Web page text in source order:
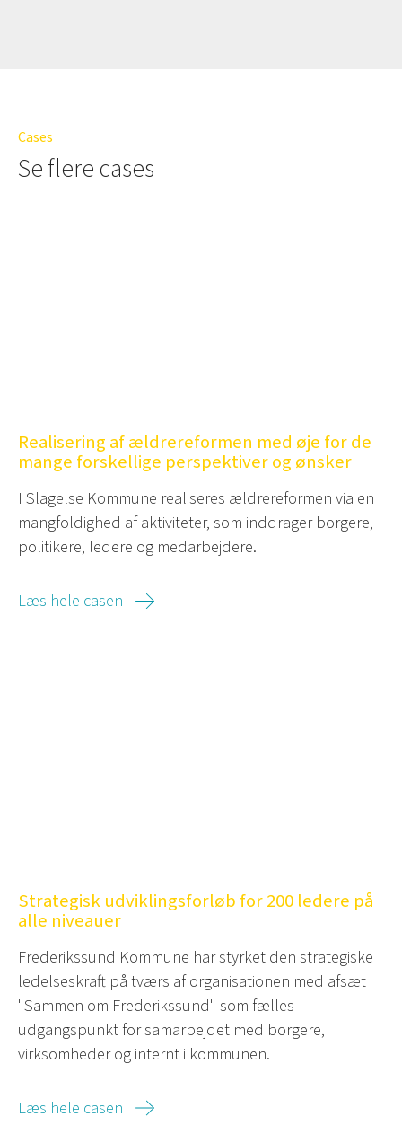
Cases
Se flere cases
Realisering af ældrereformen med øje for de
mange forskellige perspektiver og ønsker
I Slagelse Kommune realiseres ældrereformen via en
mangfoldighed af aktiviteter, som inddrager borgere,
politikere, ledere og medarbejdere.
Læs hele casen
Strategisk udviklingsforløb for 200 ledere på
alle niveauer
Frederikssund Kommune har styrket den strategiske
ledelseskraft på tværs af organisationen med afsæt i
"Sammen om Frederikssund" som fælles
udgangspunkt for samarbejdet med borgere,
virksomheder og internt i kommunen.
Læs hele casen